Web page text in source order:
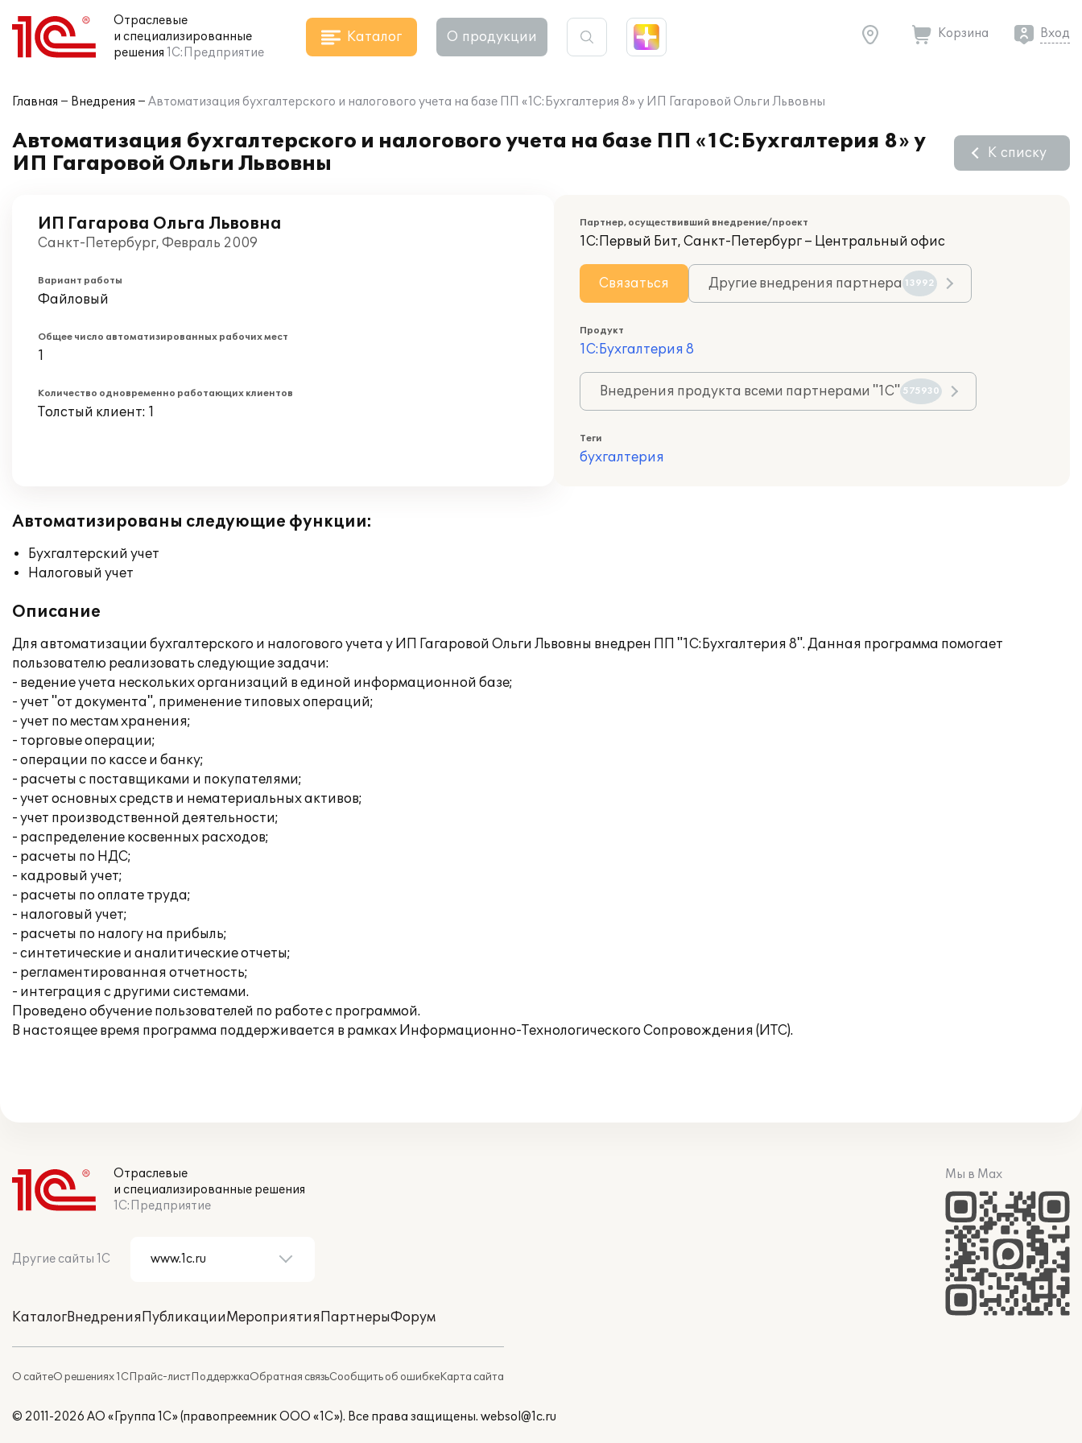
Отраслевые
и специализированные
решения 1С:Предприятие
Каталог О продукции Корзина Вход
Главная Внедрения Автоматизация бухгалтерского и налогового учета на базе ПП «1C:Бухгалтерия 8» у ИП Гагаровой Ольги Львовны
Автоматизация бухгалтерского и налогового учета на базе ПП «1C:Бухгалтерия 8» у
ИП Гагаровой Ольги Львовны
К списку
ИП Гагарова Ольга Львовна
Санкт-Петербург, Февраль 2009
Вариант работы
Файловый
Общее число автоматизированных рабочих мест
1
Количество одновременно работающих клиентов
Толстый клиент: 1
Партнер, осуществивший внедрение/проект
1С:Первый Бит, Санкт-Петербург – Центральный офис
Связаться Другие внедрения партнера 13992
Продукт
1С:Бухгалтерия 8
Внедрения продукта всеми партнерами "1С" 575930
Теги
бухгалтерия
Автоматизированы следующие функции:
Бухгалтерский учет
Налоговый учет
Описание
Для автоматизации бухгалтерского и налогового учета у ИП Гагаровой Ольги Львовны внедрен ПП "1С:Бухгалтерия 8". Данная программа помогает
пользователю реализовать следующие задачи:
- ведение учета нескольких организаций в единой информационной базе;
- учет "от документа", применение типовых операций;
- учет по местам хранения;
- торговые операции;
- операции по кассе и банку;
- расчеты с поставщиками и покупателями;
- учет основных средств и нематериальных активов;
- учет производственной деятельности;
- распределение косвенных расходов;
- расчеты по НДС;
- кадровый учет;
- расчеты по оплате труда;
- налоговый учет;
- расчеты по налогу на прибыль;
- синтетические и аналитические отчеты;
- регламентированная отчетность;
- интеграция с другими системами.
Проведено обучение пользователей по работе с программой.
В настоящее время программа поддерживается в рамках Информационно-Технологического Сопровождения (ИТС).
Отраслевые
и специализированные решения
1С:Предприятие
Другие сайты 1С
КаталогВнедренияПубликацииМероприятияПартнерыФорум
О сайтеО решениях 1СПрайс-листПоддержкаОбратная связьСообщить об ошибкеКарта сайта
Мы в Max
© 2011-2026 АО «Группа 1С» (правопреемник ООО «1С»). Все права защищены. websol@1c.ru